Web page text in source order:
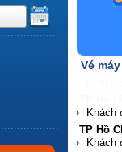
Vé
Hà Nội